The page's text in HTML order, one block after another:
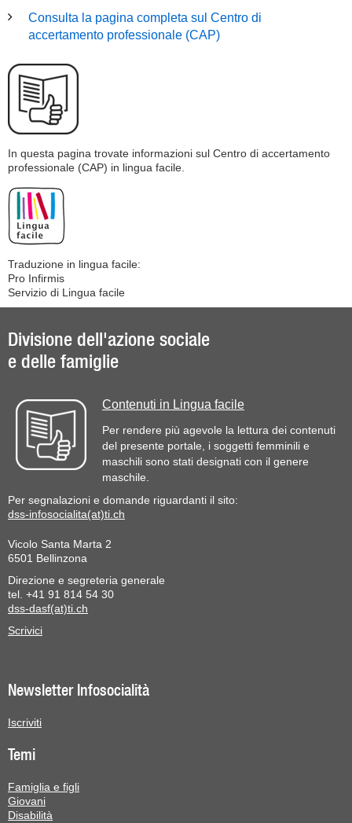
Consulta la pagina completa sul Centro di
accertamento professionale (CAP)
In questa pagina trovate informazioni sul Centro di accertamento
professionale (CAP) in lingua facile.
Traduzione in lingua facile:
Pro Infirmis
Servizio di Lingua facile
Divisione dell'azione sociale
e delle famiglie
Contenuti in Lingua facile
Per rendere più agevole la lettura dei contenuti
del presente portale, i soggetti femminili e
maschili sono stati designati con il genere
maschile.
Per segnalazioni e domande riguardanti il sito:
dss-infosocialita(at)ti.ch
Vicolo Santa Marta 2
6501 Bellinzona
Direzione e segreteria generale
tel. +41 91 814 54 30
dss-dasf(at)ti.ch
Scrivici
Newsletter Infosocialità
Iscriviti
Temi
Famiglia e figli
Giovani
Disabilità